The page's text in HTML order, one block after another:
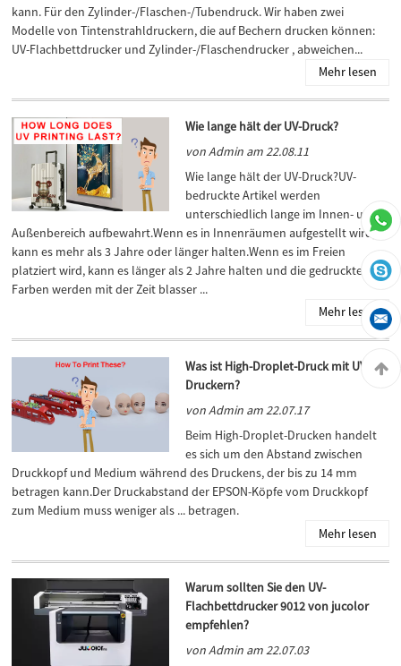
kann. Für den Zylinder-/Flaschen-/Tubendruck. Wir haben zwei
Modelle von Tintenstrahldruckern, die auf Bechern drucken können:
UV-Flachbettdrucker und Zylinder-/Flaschendrucker , abweichen...
Mehr lesen
Wie lange hält der UV-Druck?
von Admin am 22.08.11
Wie lange hält der UV-Druck?UV-
bedruckte Artikel werden
unterschiedlich lange im Innen- und
Außenbereich aufbewahrt.Wenn es in Innenräumen aufgestellt wird,
kann es mehr als 3 Jahre oder länger halten.Wenn es im Freien
platziert wird, kann es länger als 2 Jahre halten und die gedruckten
Farben werden mit der Zeit blasser ...
Mehr lesen
Was ist High-Droplet-Druck mit UV-
Druckern?
von Admin am 22.07.17
Beim High-Droplet-Drucken handelt
es sich um den Abstand zwischen
Druckkopf und Medium während des Druckens, der bis zu 14 mm
betragen kann.Der Druckabstand der EPSON-Köpfe vom Druckkopf
zum Medium muss weniger als ... betragen.
Mehr lesen
Warum sollten Sie den UV-
Flachbettdrucker 9012 von jucolor
empfehlen?
von Admin am 22.07.03